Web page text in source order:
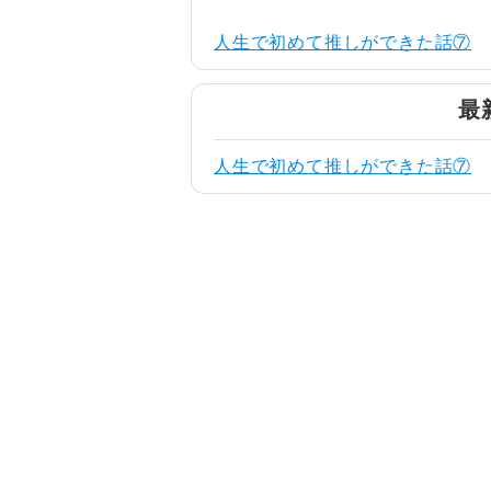
人生で初めて推しができた話⑦
最
人生で初めて推しができた話⑦